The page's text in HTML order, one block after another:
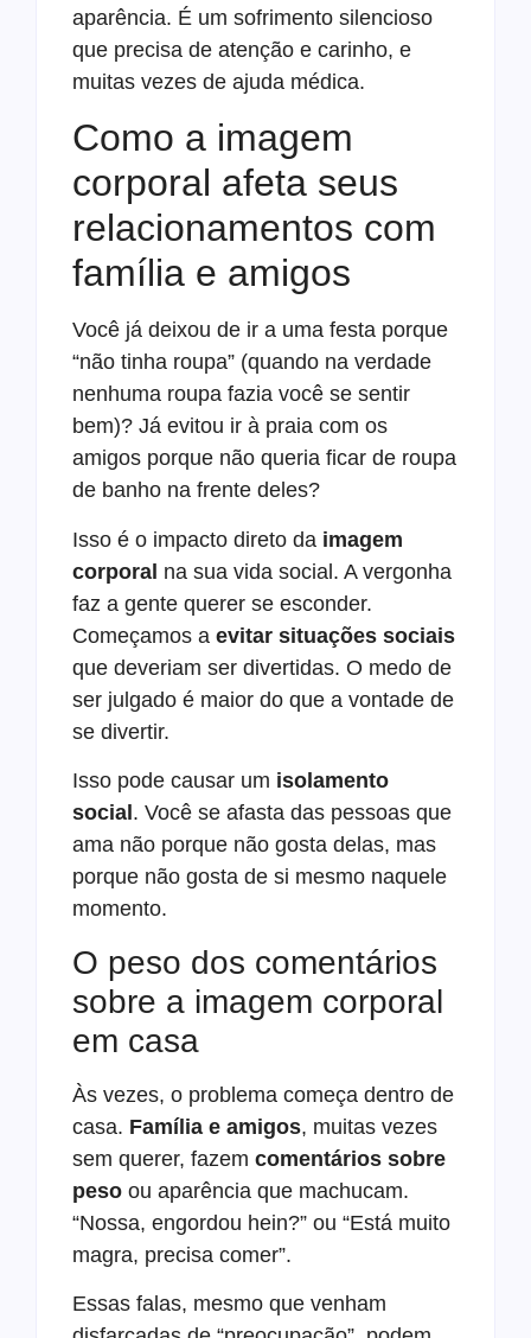
aparência. É um sofrimento silencioso
que precisa de atenção e carinho, e
muitas vezes de ajuda médica.
Como a imagem
corporal afeta seus
relacionamentos com
família e amigos
Você já deixou de ir a uma festa porque
“não tinha roupa” (quando na verdade
nenhuma roupa fazia você se sentir
bem)? Já evitou ir à praia com os
amigos porque não queria ficar de roupa
de banho na frente deles?
Isso é o impacto direto da imagem
corporal na sua vida social. A vergonha
faz a gente querer se esconder.
Começamos a evitar situações sociais
que deveriam ser divertidas. O medo de
ser julgado é maior do que a vontade de
se divertir.
Isso pode causar um isolamento
social . Você se afasta das pessoas que
ama não porque não gosta delas, mas
porque não gosta de si mesmo naquele
momento.
O peso dos comentários
sobre a imagem corporal
em casa
Às vezes, o problema começa dentro de
casa. Família e amigos, muitas vezes
sem querer, fazem comentários sobre
peso ou aparência que machucam.
“Nossa, engordou hein?” ou “Está muito
magra, precisa comer”.
Essas falas, mesmo que venham